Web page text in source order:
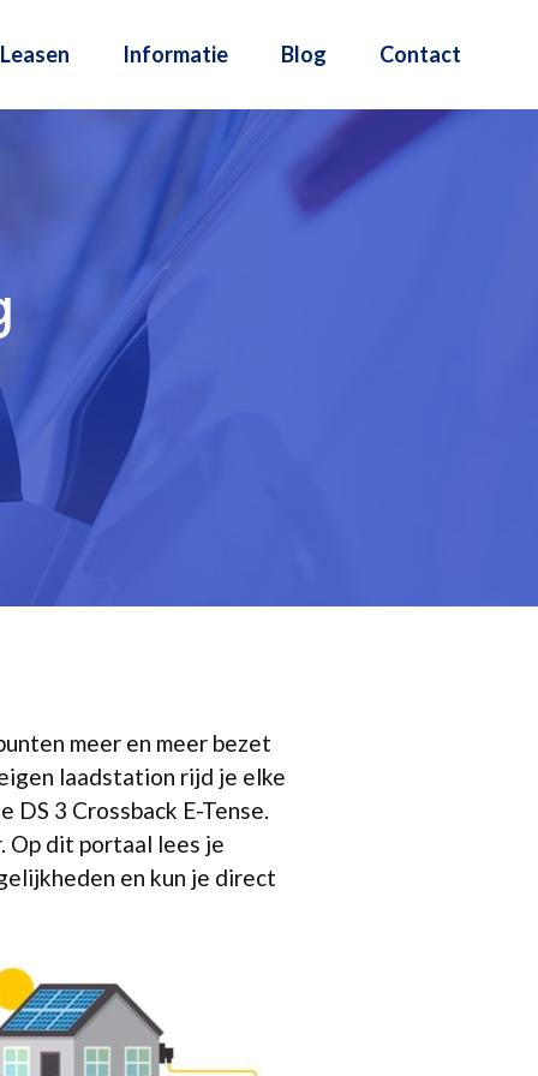
Leasen Informatie Blog Contact
meer en meer bezet
laadstation rijd je elke
3 Crossback E-Tense.
Op dit portaal lees je
en kun je direct